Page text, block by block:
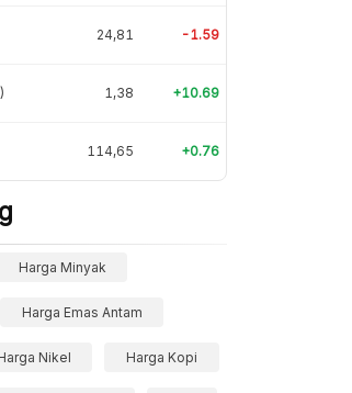
24,81 -1.59
1,38 +10.69
114,65 +0.76
Harga Minyak
Harga Emas Antam
Nikel Harga Kopi